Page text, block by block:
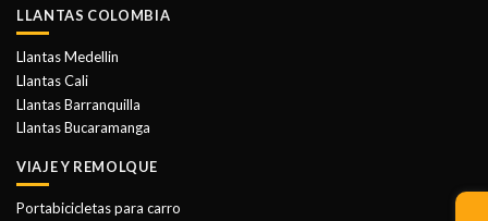
LLANTAS COLOMBIA
Llantas Medellin
Llantas Cali
Llantas Barranquilla
Llantas Bucaramanga
VIAJE Y REMOLQUE
Portabicicletas para carro